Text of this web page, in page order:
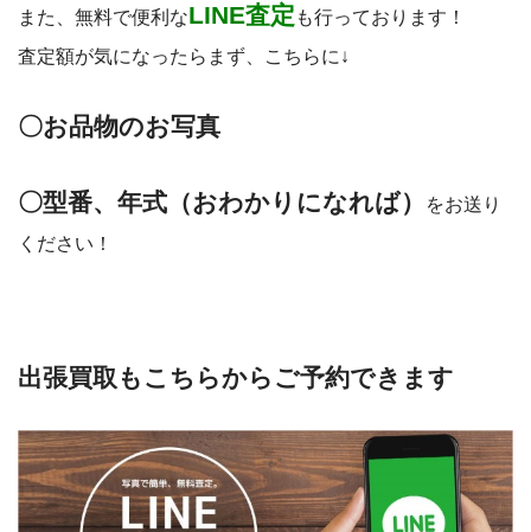
また、無料で便利なLINE査定 も行っております！
査定額が気になったらまず、こちらに↓
〇お品物のお写真
〇型番、年式（おわかりになれば）
をお送り
ください！
出張買取もこちらからご予約できます